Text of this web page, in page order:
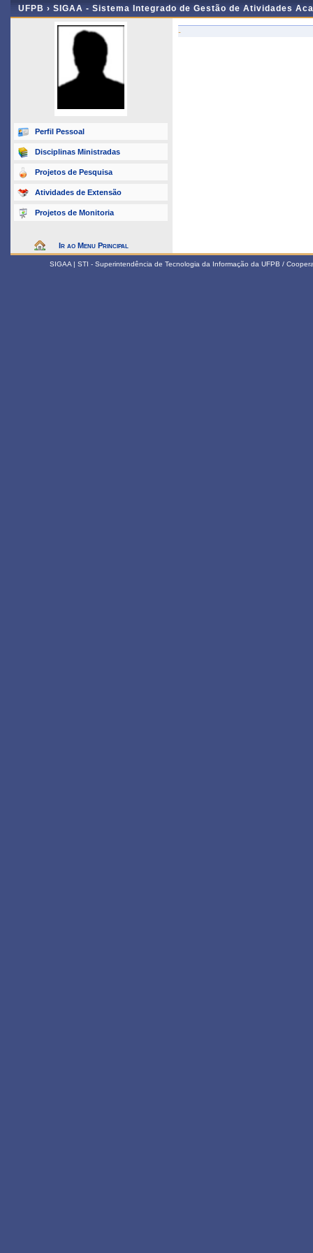
UFPB › SIGAA - Sistema Integrado de Gestão de Atividades
Perfil Pessoal
Disciplinas Ministradas
Projetos de Pesquisa
Atividades de Extensão
Projetos de Monitoria
Ir ao Menu Principal
-
SIGAA | STI - Superintendência de Tecnologia da Informação da UFPB /